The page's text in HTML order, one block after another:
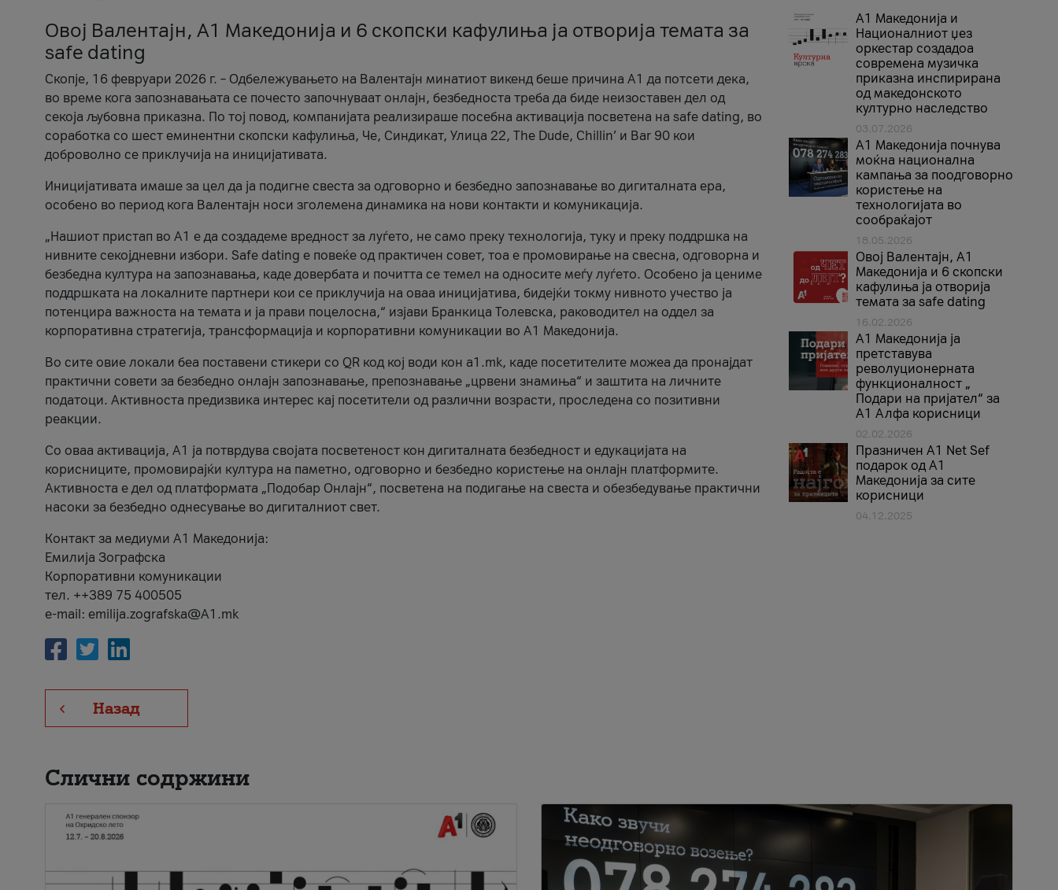
Овој Валентајн, A1 Македонија и 6 скопски кафулиња ја отворија темата за
safe dating
Скопје, 16 февруари 2026 г. – Одбележувањето на Валентајн минатиот викенд беше причина А1 да потсети дека,
во време кога запознавањата се почесто започнуваат онлајн, безбедноста треба да биде неизоставен дел од
секоја љубовна приказна. По тој повод, компанијата реализираше посебна активација посветена на safe dating, во
соработка со шест еминентни скопски кафулиња, Че, Синдикат, Улица 22, The Dude, Chillin’ и Bar 90 кои
доброволно се приклучија на иницијативата.
Иницијативата имаше за цел да ја подигне свеста за одговорно и безбедно запознавање во дигиталната ера,
особено во период кога Валентајн носи зголемена динамика на нови контакти и комуникација.
„Нашиот пристап во А1 е да создадеме вредност за луѓето, не само преку технологија, туку и преку поддршка на
нивните секојдневни избори. Safe dating е повеќе од практичен совет, тоа е промовирање на свесна, одговорна и
безбедна култура на запознавања, каде довербата и почитта се темел на односите меѓу луѓето. Особено ја цениме
поддршката на локалните партнери кои се приклучија на оваа иницијатива, бидејќи токму нивното учество ја
потенцира важноста на темата и ја прави поцелосна,“ изјави Бранкица Толевска, раководител на оддел за
корпоративна стратегија, трансформација и корпоративни комуникации во А1 Македонија.
Во сите овие локали беа поставени стикери со QR код кој води кон a1.mk, каде посетителите можеа да пронајдат
практични совети за безбедно онлајн запознавање, препознавање „црвени знамиња“ и заштита на личните
податоци. Активноста предизвика интерес кај посетители од различни возрасти, проследена со позитивни
реакции.
Со оваа активација, А1 ја потврдува својата посветеност кон дигиталната безбедност и едукацијата на
корисниците, промовирајќи култура на паметно, одговорно и безбедно користење на онлајн платформите.
Активноста е дел од платформата „Подобар Онлајн“, посветена на подигање на свеста и обезбедување практични
насоки за безбедно однесување во дигиталниот свет.
Контакт за медиуми А1 Македонија:
Емилија Зографска
Корпоративни комуникации
тел. ++389 75 400505
e-mail: emilija.zografska@A1.mk
Назад
А1 Македонија и
Националниот џез
оркестар создадоа
современа музичка
приказна инспирирана
од македонското
културно наследство
03.07.2026
A1 Македонија почнува
моќна национална
кампања за поодговорно
користење на
технологијата во
сообраќајот
18.05.2026
Овој Валентајн, A1
Македонија и 6 скопски
кафулиња ја отворија
темата за safe dating
16.02.2026
А1 Македонија ја
претставува
револуционерната
функционалност „
Подари на пријател“ за
А1 Алфа корисници
02.02.2026
Празничен A1 Net Sеf
подарок од А1
Македонија за сите
корисници
04.12.2025
Слични содржини